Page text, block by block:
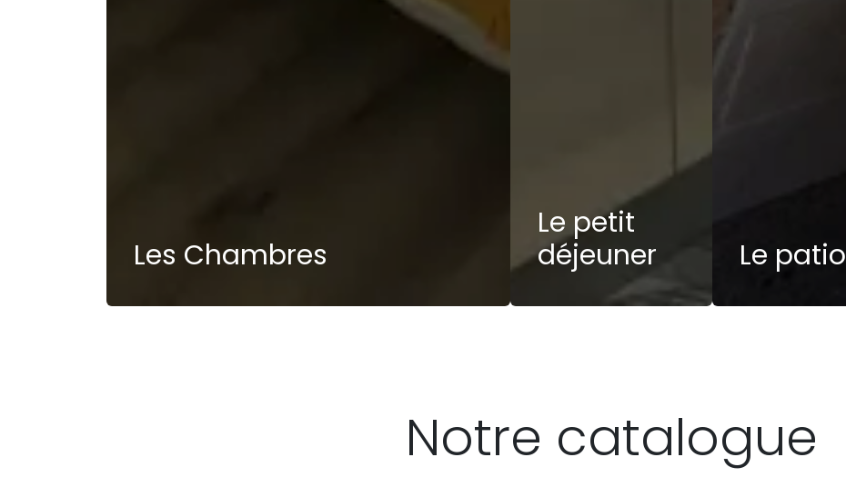
Les Chambres
Le petit
déjeuner
Le patio
Notre catalogue